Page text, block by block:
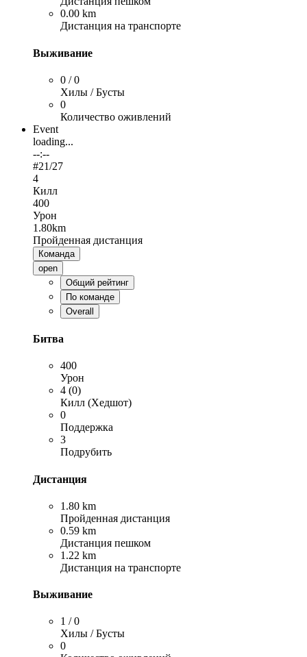
0.00 km
Дистанция на транспорте
Выживание
0 / 0
Хилы / Бусты
0
Количество оживлений
Event
loading...
--:--
#21/27
4
Килл
400
Урон
1.80km
Пройденная дистанция
Команда
open
Общий рейтинг
По команде
Overall
Битва
400
Урон
4 (0)
Килл (Хедшот)
0
Поддержка
3
Подрубить
Дистанция
1.80 km
Пройденная дистанция
0.59 km
Дистанция пешком
1.22 km
Дистанция на транспорте
Выживание
1 / 0
Хилы / Бусты
0